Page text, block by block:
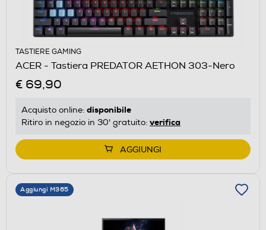
TASTIERE GAMING
ACER - Tastiera PREDATOR AETHON 303-Nero
€ 69,90
Acquisto online: disponibile
Ritiro in negozio in 30' gratuito: verifica
AGGIUNGI
Aggiungi M365